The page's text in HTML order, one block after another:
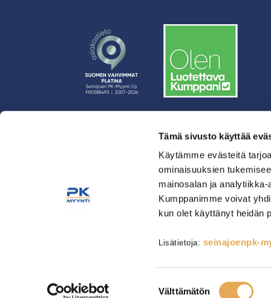
Tämä sivusto käyttää
Käytämme evästeitä
ominaisuuksien
mainosalan ja
Kumppanimme voivat
kun olet käyttänyt heidän
Lisätietoja: seinajoenpk-
Välttämätön
› Yritys
› Yhteystiedot
Tarvikkeet